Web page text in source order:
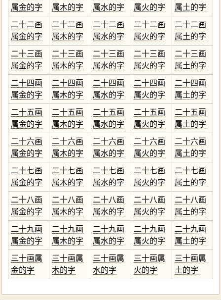
属金的字
属木的字
属水的字
属火的字
属土的字
二十二画
属金的字
二十二画
属木的字
二十二画
属水的字
二十二画
属火的字
二十二画
属土的字
二十三画
属金的字
二十三画
属木的字
二十三画
属水的字
二十三画
属火的字
二十三画
属土的字
二十四画
属金的字
二十四画
属木的字
二十四画
属水的字
二十四画
属火的字
二十四画
属土的字
二十五画
属金的字
二十五画
属木的字
二十五画
属水的字
二十五画
属火的字
二十五画
属土的字
二十六画
属金的字
二十六画
属木的字
二十六画
属水的字
二十六画
属火的字
二十六画
属土的字
二十七画
属金的字
二十七画
属木的字
二十七画
属水的字
二十七画
属火的字
二十七画
属土的字
二十八画
属金的字
二十八画
属木的字
二十八画
属水的字
二十八画
属火的字
二十八画
属土的字
二十九画
属金的字
二十九画
属木的字
二十九画
属水的字
二十九画
属火的字
二十九画
属土的字
三十画属
金的字
三十画属
木的字
三十画属
水的字
三十画属
火的字
三十画属
土的字